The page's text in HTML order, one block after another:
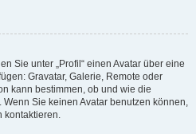
Sie unter „Profil“ einen Avatar über eine
Gravatar, Galerie, Remote oder
kann bestimmen, ob und wie die
Sie keinen Avatar benutzen können,
kontaktieren.